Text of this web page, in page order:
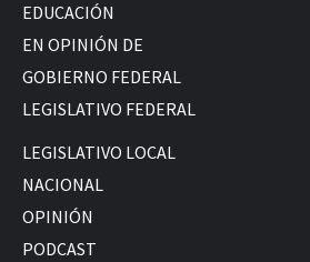
EDUCACIÓN
EN OPINIÓN DE
GOBIERNO FEDERAL
LEGISLATIVO FEDERAL
LEGISLATIVO LOCAL
NACIONAL
OPINIÓN
PODCAST